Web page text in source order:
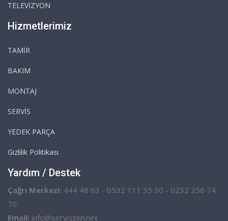
TELEVİZYON
Hizmetlerimiz
TAMİR
BAKIM
MONTAJ
SERVİS
YEDEK PARÇA
Gizlilik Politikası
Yardım / Destek
Çağrı Merkezi: 444 48 63 - 0532 111 35 30 - 0232 256 74
70
Email: info@servisten.net